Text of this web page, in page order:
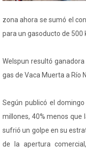
zona ahora se sumó el
para un gasoducto de
Welspun resultó
gas de Vaca Muerta a Río
Según publicó el
millones, 40% menos que
sufrió un golpe en su
de la apertura